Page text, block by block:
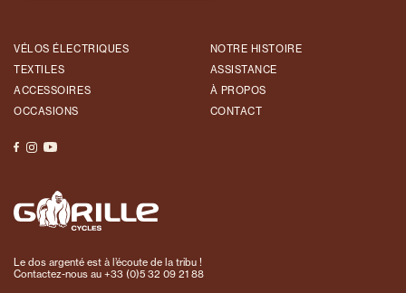
VÉLOS ÉLECTRIQUES
TEXTILES
ACCESSOIRES
OCCASIONS
NOTRE HISTOIRE
ASSISTANCE
À PROPOS
CONTACT
Le dos argenté est à l’écoute de la tribu !
Contactez-nous au +33 (0)5 32 09 21 88